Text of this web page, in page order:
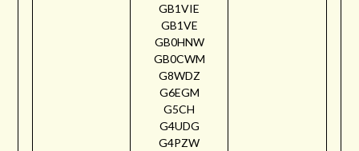
GB1VIE
GB1VE
GB0HNW
GB0CWM
G8WDZ
G6EGM
G5CH
G4UDG
G4PZW